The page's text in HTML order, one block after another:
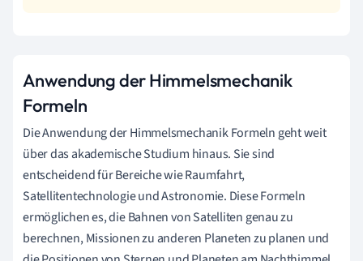
Anwendung der Himmelsmechanik
Formeln
Die Anwendung der Himmelsmechanik Formeln geht weit
über das akademische Studium hinaus. Sie sind
entscheidend für Bereiche wie Raumfahrt,
Satellitentechnologie und Astronomie. Diese Formeln
ermöglichen es, die Bahnen von Satelliten genau zu
berechnen, Missionen zu anderen Planeten zu planen und